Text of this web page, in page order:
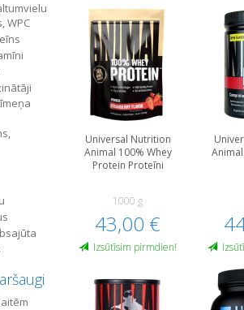
WPC
Universal Nutrition
Animal 100% Whey
Protein Proteīni
1000 g
43,00 €
Izsūtīsim pirmdien!